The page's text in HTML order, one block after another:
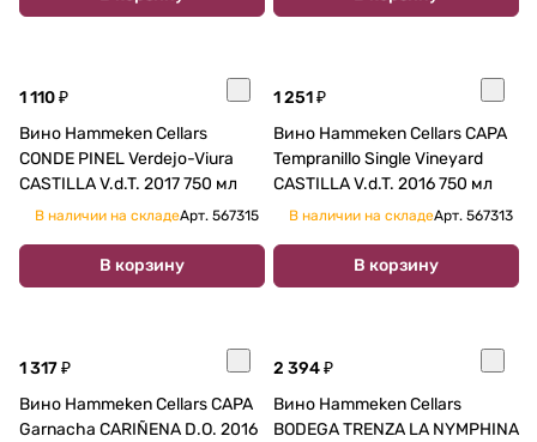
1 110 ₽
Вино Hammeken Cellars
CONDE PINEL Verdejo-Viura
CASTILLA V.d.T. 2017 750 мл
В наличии на складеАрт. 567315
В корзину
1 251 ₽
Вино Hammeken Cellars CAPA
Tempranillo Single Vineyard
CASTILLA V.d.T. 2016 750 мл
В наличии на складеАрт. 567313
В корзину
1 317 ₽
Вино Hammeken Cellars CAPA
Garnacha CARIÑENA D.O. 2016
2 394 ₽
Вино Hammeken Cellars
BODEGA TRENZA LA NYMPHINA